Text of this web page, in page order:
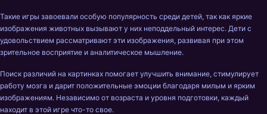
Такие игры завоевали особую популярность среди детей, так как яркие
изображения животных вызывают у них неподдельный интерес. Дети с
удовольствием рассматривают эти изображения, развивая при этом
зрительное восприятие и аналитическое мышление.
Поиск различий на картинках помогает улучшить внимание, стимулирует
работу мозга и дарит положительные эмоции благодаря милым и ярким
изображениям. Независимо от возраста и уровня подготовки, каждый
находит в этой игре что-то свое.